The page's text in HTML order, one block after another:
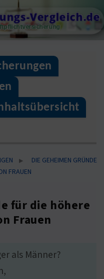
Vergleich.de
▶
DIE GEHEIMEN GRÜNDE
FRAUEN
für die höhere
Frauen
als Männer?